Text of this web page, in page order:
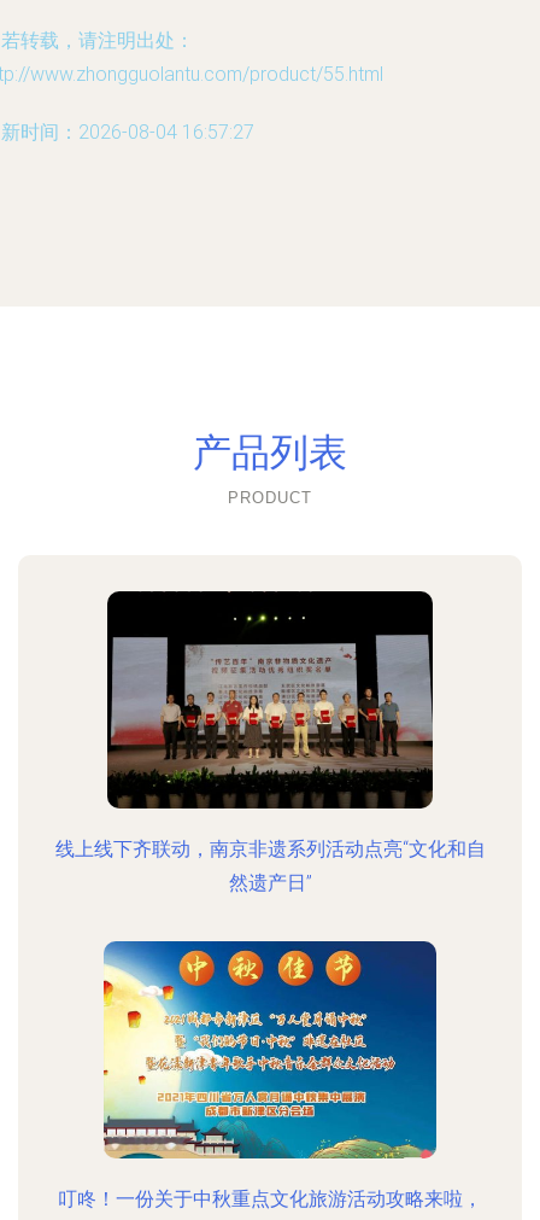
转载，请注明出处：
www.zhongguolantu.com/product/55.html
时间：2026-08-04 16:57:27
产品列表
PRODUCT
线上线下齐联动，南京非遗系列活动点亮“文化和自
然遗产日”
叮咚！一份关于中秋重点文化旅游活动攻略来啦，